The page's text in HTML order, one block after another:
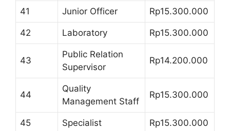
41 Junior Officer Rp15.300.000
42 Laboratory Rp15.300.000
43
Public Relation
Supervisor
Rp14.200.000
44
Quality
Management Staff
Rp15.300.000
45 Specialist Rp15.300.000